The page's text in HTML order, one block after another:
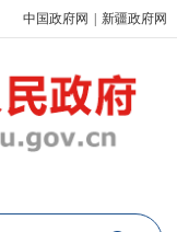
中国政府网 新疆政府网